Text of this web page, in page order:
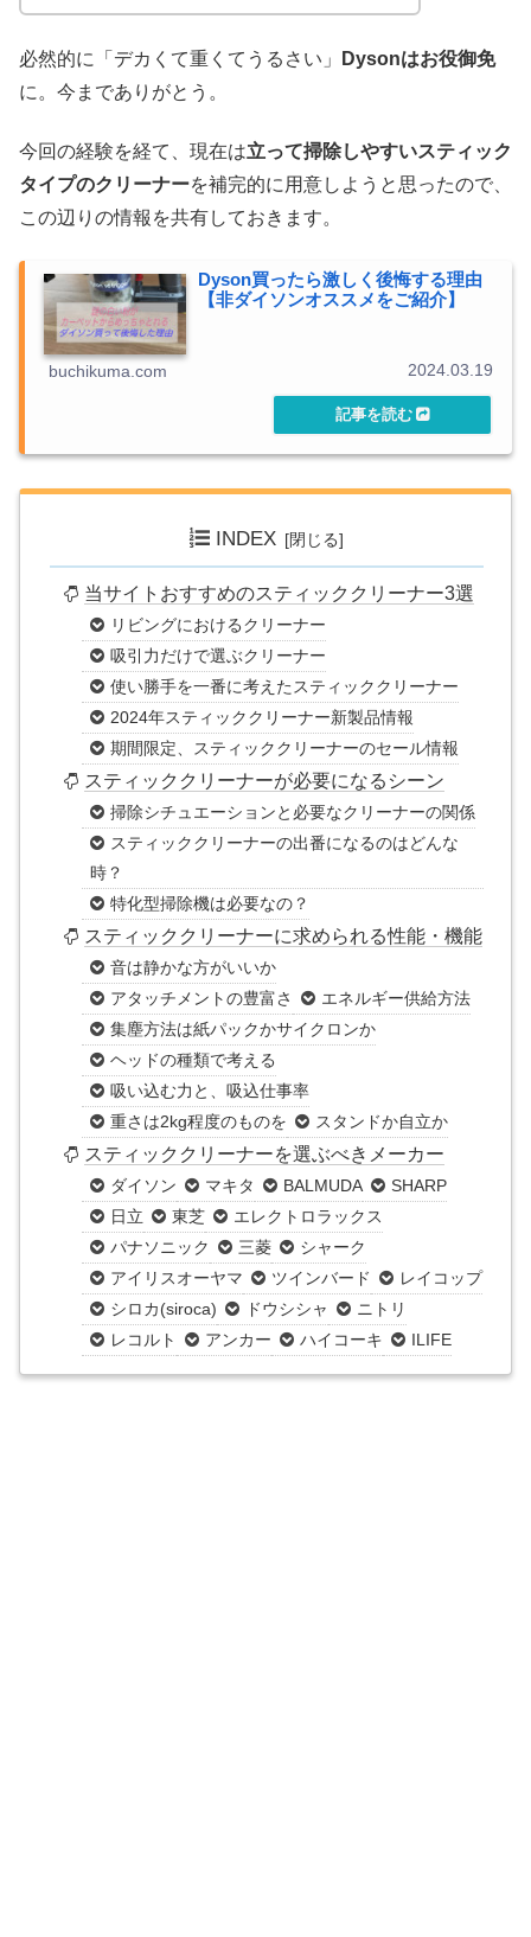
必然的に「デカくて重くてうるさい」
Dysonはお役御免
に。今までありがとう。
今回の経験を経て、現在は立って掃除しやすいスティック
タイプのクリーナーを補完的に用意しようと思ったので、
この辺りの情報を共有しておきます。
Dyson買ったら激しく後悔する理由
【非ダイソンオススメをご紹介】
buchikuma.com 2024.03.19
INDEX
当サイトおすすめのスティッククリーナー3選
リビングにおけるクリーナー
吸引力だけで選ぶクリーナー
使い勝手を一番に考えたスティッククリーナー
2024年スティッククリーナー新製品情報
期間限定、スティッククリーナーのセール情報
スティッククリーナーが必要になるシーン
掃除シチュエーションと必要なクリーナーの関係
スティッククリーナーの出番になるのはどんな
時？
特化型掃除機は必要なの？
スティッククリーナーに求められる性能・機能
音は静かな方がいいか
アタッチメントの豊富さ
エネルギー供給方法
集塵方法は紙パックかサイクロンか
ヘッドの種類で考える
吸い込む力と、吸込仕事率
重さは2kg程度のものを
スタンドか自立か
スティッククリーナーを選ぶべきメーカー
ダイソン マキタ BALMUDA
SHARP
日立
東芝
エレクトロラックス
パナソニック
三菱
シャーク
アイリスオーヤマ
ツインバード
レイコップ
シロカ(siroca)
ドウシシャ
ニトリ
レコルト
アンカー ハイコーキ ILIFE